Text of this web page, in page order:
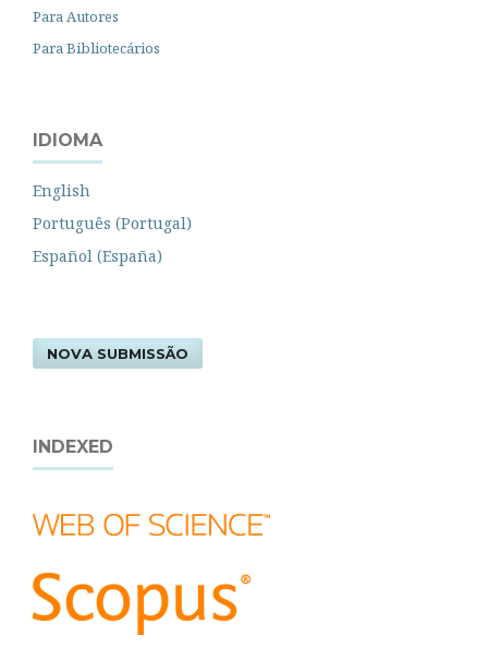
Para Autores
Para Bibliotecários
IDIOMA
English
Português (Portugal)
Español (España)
NOVA SUBMISSÃO
INDEXED